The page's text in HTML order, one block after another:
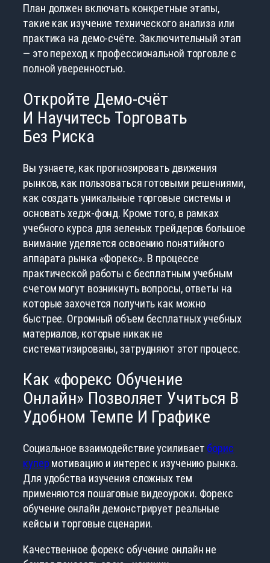
План должен включать конкретные этапы,
такие как изучение технического анализа или
практика на демо-счёте. Заключительный этап
— это переход к профессиональной торговле с
полной уверенностью.
Откройте Демо-счёт
И Научитесь Торговать
Без Риска
Вы узнаете, как прогнозировать движения
рынков, как пользоваться готовыми решениями,
как создать уникальные торговые системы и
основать хедж-фонд. Кроме того, в рамках
учебного курса для зеленых трейдеров большое
внимание уделяется освоению понятийного
аппарата рынка «Форекс». В процессе
практической работы с бесплатным учебным
счетом могут возникнуть вопросы, ответы на
которые захочется получить как можно
быстрее. Огромный объем бесплатных учебных
материалов, которые никак не
систематизированы, затрудняют этот процесс.
Как «форекс Обучение
Онлайн» Позволяет Учиться В
Удобном Темпе И Графике
Социальное взаимодействие усиливает борис
купер мотивацию и интерес к изучению рынка.
Для удобства изучения сложных тем
применяются пошаговые видеоуроки. Форекс
обучение онлайн демонстрирует реальные
кейсы и торговые сценарии.
Качественное форекс обучение онлайн не